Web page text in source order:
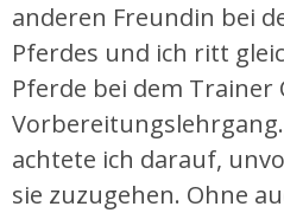
anderen Freundin bei
Pferdes und ich ritt
Pferde bei dem Trainer
achtete ich darauf,
sie zuzugehen. Ohne